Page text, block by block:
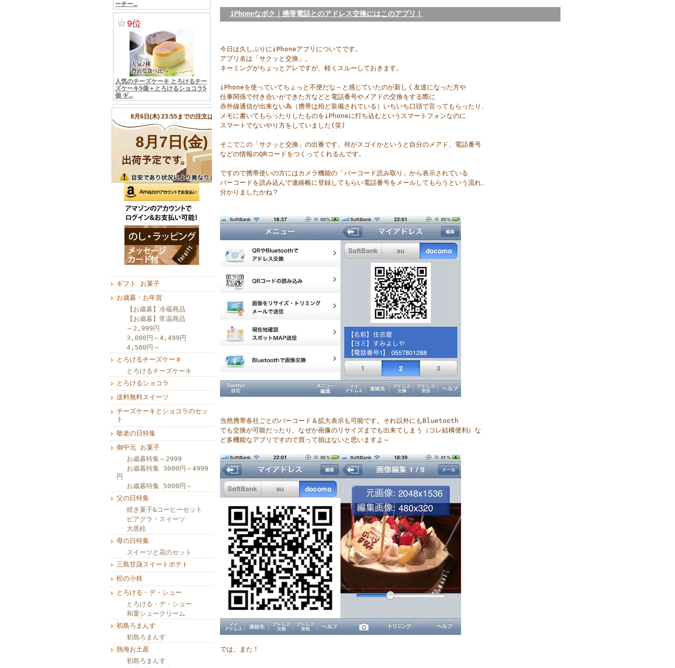
ギフト お菓子
お歳暮・お年賀
【お歳暮】冷蔵商品
【お歳暮】常温商品
～2,999円
3,000円～4,499円
4,500円～
とろけるチーズケーキ
とろけるチーズケーキ
とろけるショコラ
送料無料スイーツ
チーズケーキとショコラのセッ
ト
敬老の日特集
御中元 お菓子
お歳暮特集～2999
お歳暮特集 3000円～4999
円
お歳暮特集 5000円～
父の日特集
焼き菓子&コーヒーセット
ビアグラ・スイーツ
大黒柱
母の日特集
スイーツと花のセット
三島甘藷スイートポテト
松の小枝
とろける・デ・シュー
とろける・デ・シュー
和栗シュークリーム
初島ろまんす
初島ろまんす
熱海お土産
初島ろまんす
iPhoneなボク｜携帯電話とのアドレス交換にはこのアプリ！
今日は久しぶりにiPhoneアプリについてです。
アプリ名は「サクッと交換」。
ネーミングがちょっとアレですが、軽くスルーしておきます。
iPhoneを使っていてちょっと不便だな～と感じていたのが新しく友達になった方や
仕事関係で付き合いができた方などと電話番号やメアドの交換をする際に
赤外線通信が出来ない為（携帯は殆ど装備されている）いちいち口頭で言ってもらったり、
メモに書いてもらったりしたものをiPhoneに打ち込むというスマートフォンなのに
スマートでないやり方をしていました(笑)
そこでこの「サクッと交換」の出番です。何がスゴイかというと自分のメアド、電話番号
などの情報のQRコードをつくってくれるんです。
ですので携帯使いの方にはカメラ機能の「バーコード読み取り」から表示されている
バーコードを読み込んで連絡帳に登録してもらい電話番号をメールしてもらうという流れ、
分かりましたかね？
当然携帯各社ごとのバーコード＆拡大表示も可能です。それ以外にもBluetooth
でも交換が可能だったり、なぜか画像のリサイズまでも出来てしまう（コレ結構便利）な
ど多機能なアプリですので買って損はないと思いますよ～
では、また！